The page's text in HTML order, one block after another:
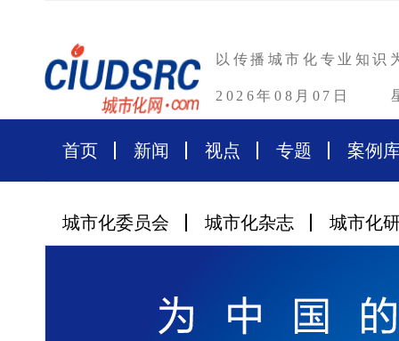
以传播城市化专业知识
2026年08月07日
首页 新闻 视点 专题 案例
城市化委员会 城市化杂志 城市化